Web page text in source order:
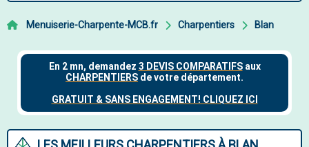
Menuiserie-Charpente-MCB.fr Charpentiers Blan